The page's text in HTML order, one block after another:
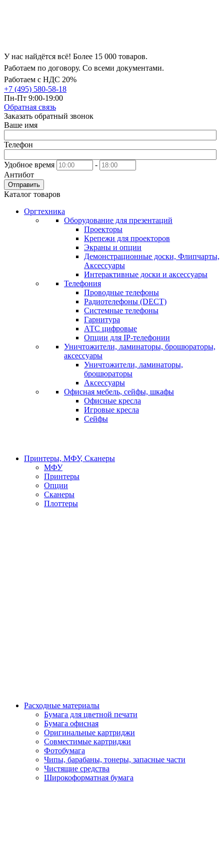
У нас найдётся всё! Более 15 000 товаров.
Работаем по договору. Со всеми документами.
Работаем с НДС 20%
+7 (495) 580-58-18
Пн-Пт 9:00-19:00
Обратная связь
Заказать обратный звонок
Ваше имя
Телефон
Удобное время
-
Антибот
Отправить
Каталог товаров
Оргтехника
Оборудование для презентаций
Проекторы
Крепежи для проекторов
Экраны и опции
Демонстрационные доски, Флипчарты,
Аксессуары
Интерактивные доски и аксессуары
Телефония
Проводные телефоны
Радиотелефоны (DECT)
Системные телефоны
Гарнитура
АТС цифровые
Опции для IP-телефонии
Уничтожители, ламинаторы, брошюраторы,
аксессуары
Уничтожители, ламинаторы,
брошюраторы
Аксессуары
Офисная мебель, сейфы, шкафы
Офисные кресла
Игровые кресла
Сейфы
Принтеры, МФУ, Сканеры
МФУ
Принтеры
Опции
Сканеры
Плоттеры
Расходные материалы
Бумага для цветной печати
Бумага офисная
Оригинальные картриджи
Совместимые картриджи
Фотобумага
Чипы, барабаны, тонеры, запасные части
Чистящие средства
Широкоформатная бумага